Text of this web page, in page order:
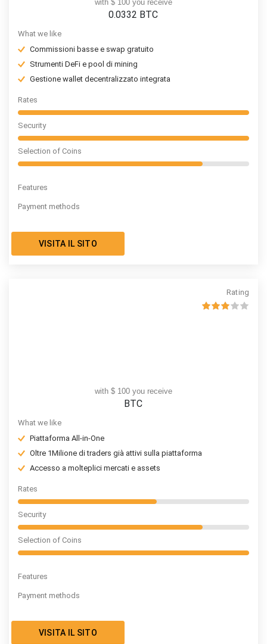
with $ 100 you receive
0.0332 BTC
What we like
Commissioni basse e swap gratuito
Strumenti DeFi e pool di mining
Gestione wallet decentralizzato integrata
Rates
Security
Selection of Coins
Features
Payment methods
VISITA IL SITO
Rating
with $ 100 you receive
BTC
What we like
Piattaforma All-in-One
Oltre 1Milione di traders già attivi sulla piattaforma
Accesso a molteplici mercati e assets
Rates
Security
Selection of Coins
Features
Payment methods
VISITA IL SITO